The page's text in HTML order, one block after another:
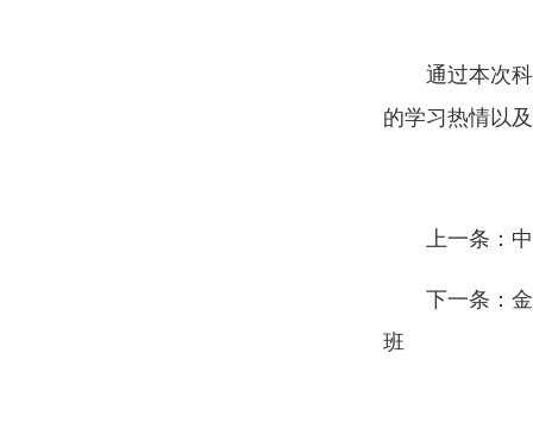
通过本次科
的学习热情以
上一条：
下一条：
班